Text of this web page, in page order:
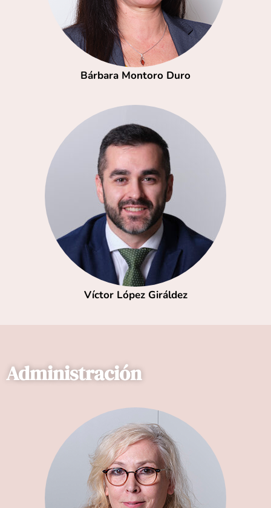
Bárbara Montoro Duro
Víctor López Giráldez
Administración